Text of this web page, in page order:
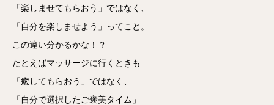
「楽しませてもらおう」ではなく、
「自分を楽しませよう」ってこと。
この違い分かるかな！？
たとえばマッサージに行くときも
「癒してもらおう」ではなく、
「自分で選択したご褒美タイム」